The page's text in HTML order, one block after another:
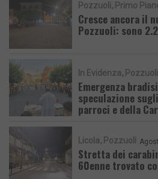
Pozzuoli Primo
Cresce ancora il
Pozzuoli: sono
In Evidenza Pozzuoli
Emergenza
speculazione
parroci e della
Licola Pozzuoli
Stretta dei
60enne trovato